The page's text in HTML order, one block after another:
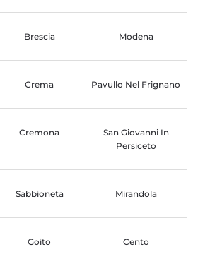
Brescia Modena
Crema Pavullo Nel Frignano
Cremona
San Giovanni In
Persiceto
Sabbioneta Mirandola
Goito Cento